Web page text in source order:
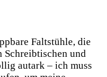
Faltstühle, die
​und
autark – ich muss